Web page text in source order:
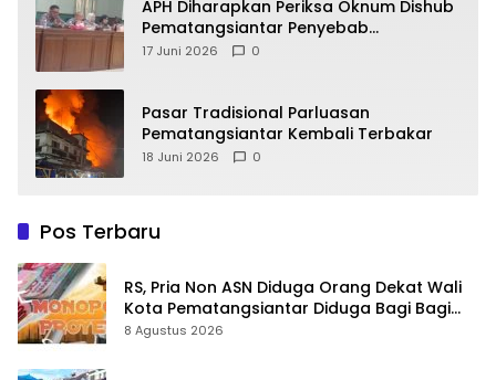
APH Diharapkan Periksa Oknum Dishub
Pematangsiantar Penyebab
Kebocoran PAD Retribusi Parkir
17 Juni 2026 0
Pasar Tradisional Parluasan
Pematangsiantar Kembali Terbakar
18 Juni 2026 0
Pos Terbaru
RS, Pria Non ASN Diduga Orang Dekat Wali
Kota Pematangsiantar Diduga Bagi Bagi
Proyek ke Kontraktor
8 Agustus 2026